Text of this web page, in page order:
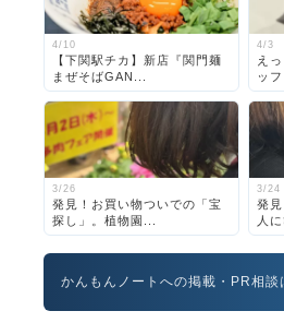
4/10
【下関駅チカ】新店『関門麺
まぜそばGAN...
4/3
え
ッ
3/26
発見！お買い物ついでの「宝
探し」。植物園...
3/24
発
人
かんもんノートへの掲載・PR相談